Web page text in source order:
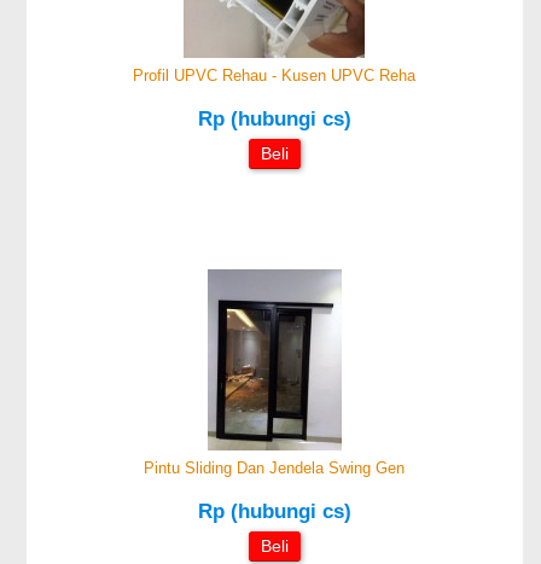
Profil UPVC Rehau - Kusen UPVC Reha
Rp (hubungi cs)
Beli
Pintu Sliding Dan Jendela Swing Gen
Rp (hubungi cs)
Beli